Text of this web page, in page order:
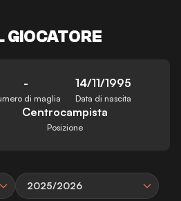
GIOCATORE
-
di maglia
14/11/1995
Data di nascita
Centrocampista
Posizione
2025/2026